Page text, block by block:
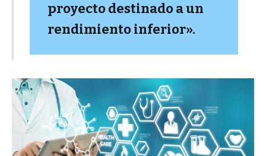
proyecto destinado a un
rendimiento inferior».